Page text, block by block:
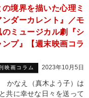
境界を描いた心理ミ
ンダーカレント』／モ
のミュージカル劇『シ
プ』【週末映画コラ
映画コラム 2023年10月5日
かなえ（真木よう子）は
共に幸せな日々を送って